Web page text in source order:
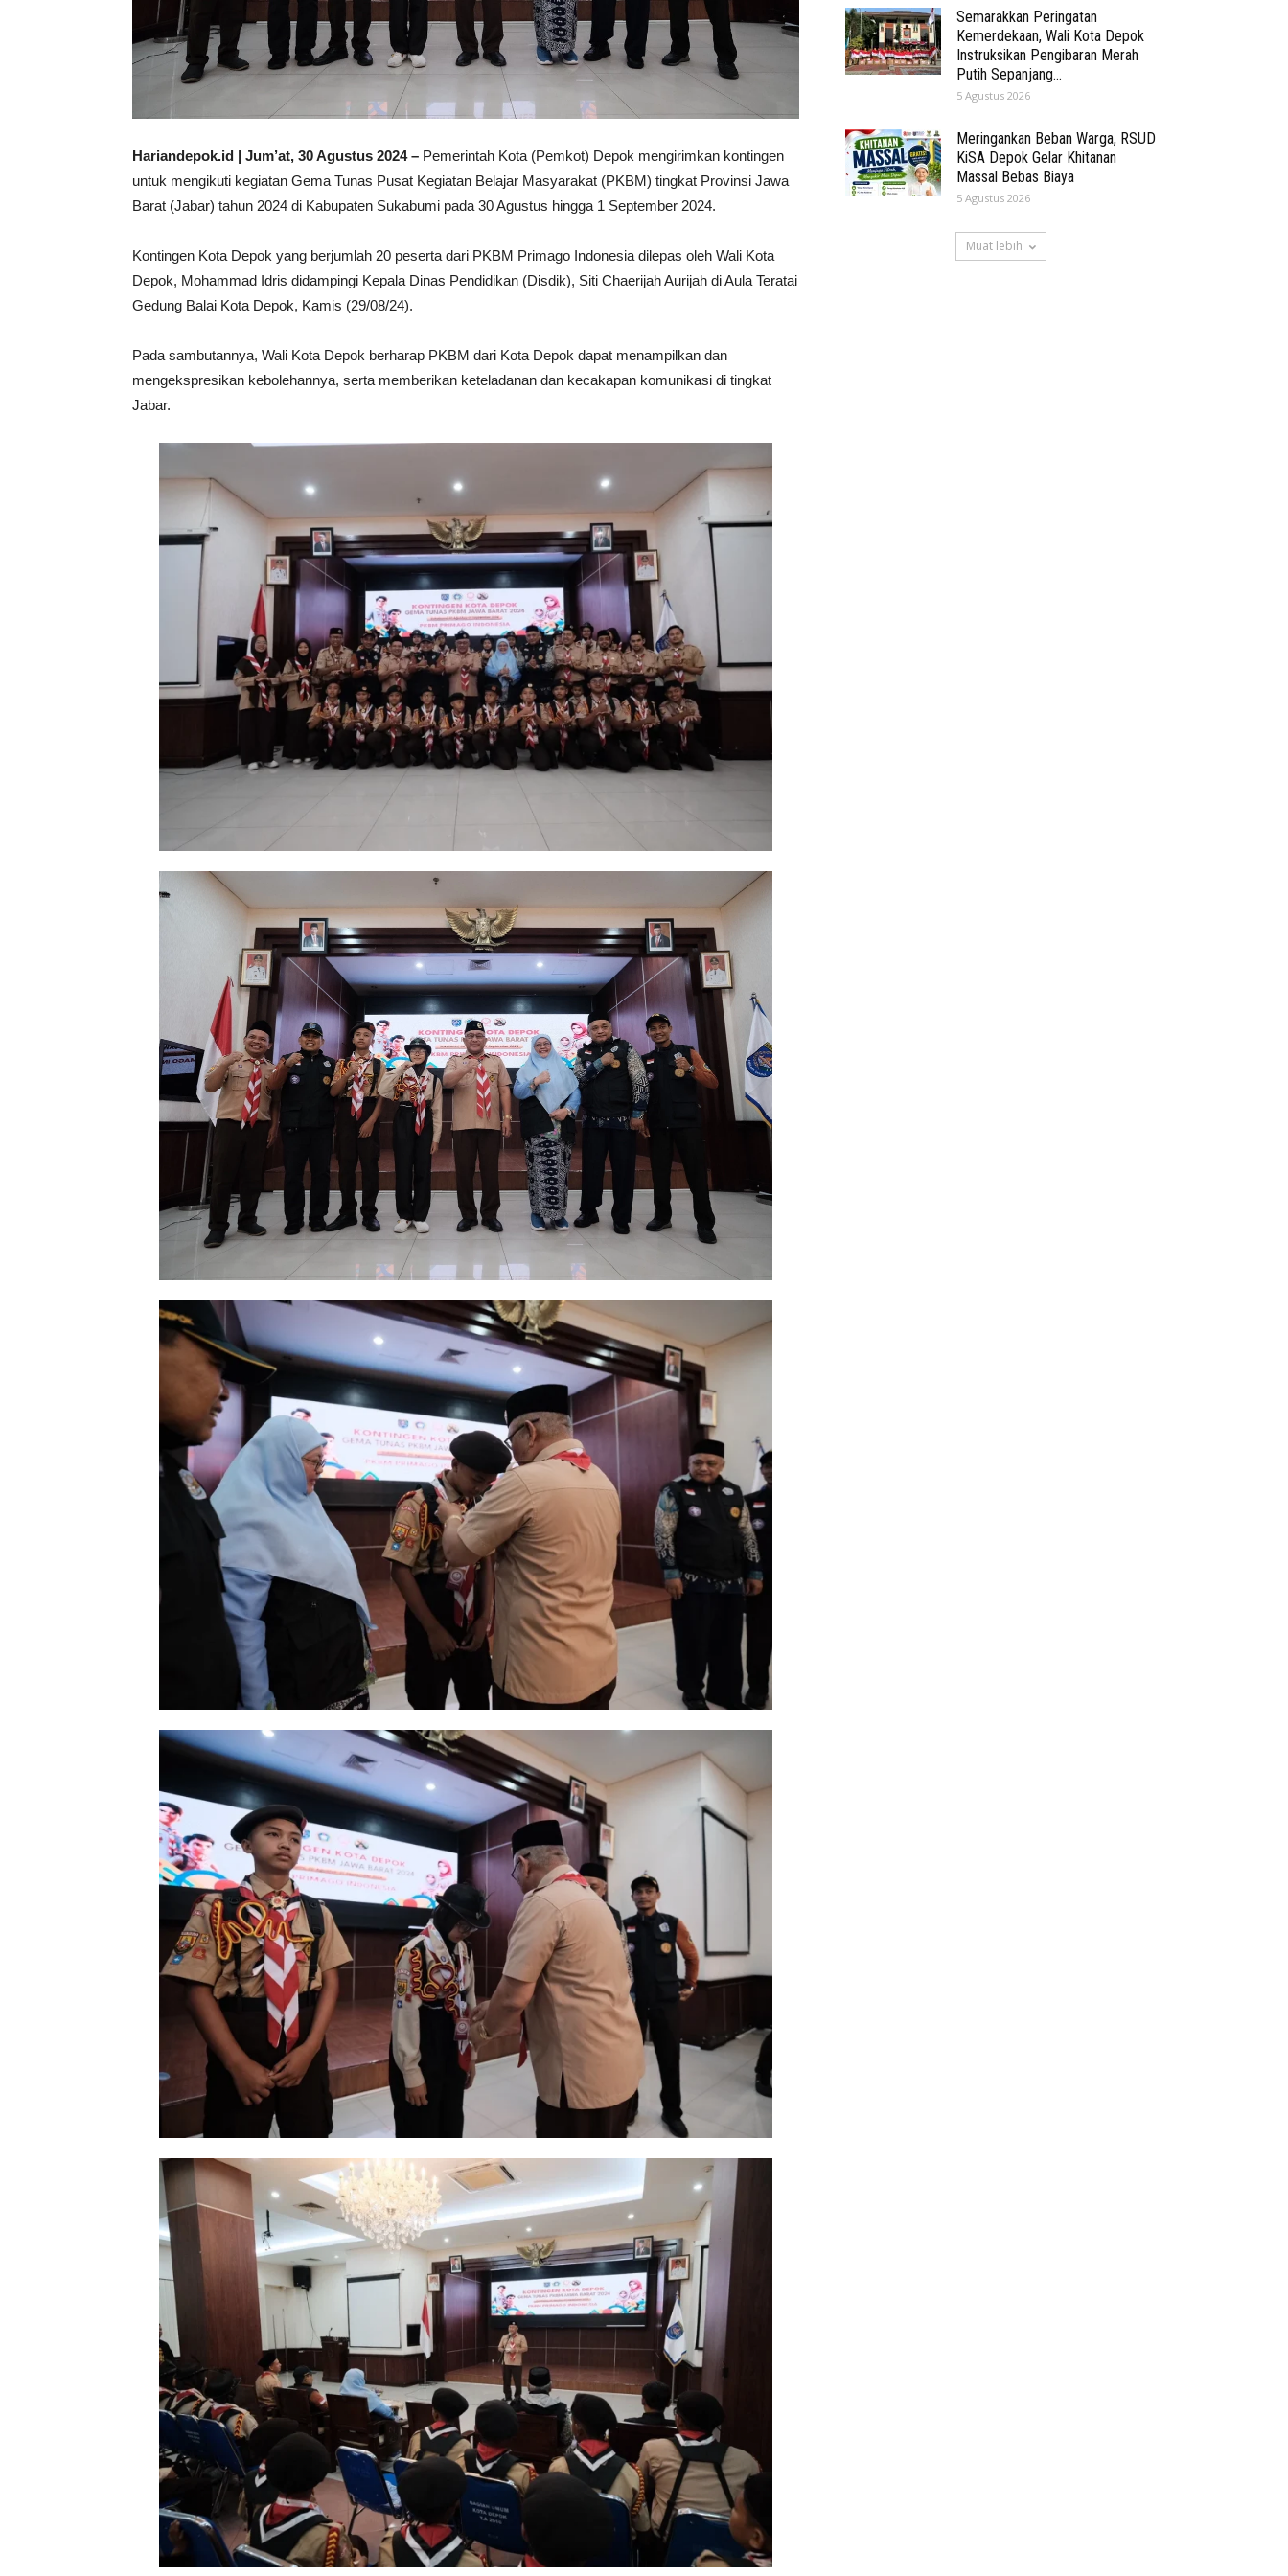
Hariandepok.id | Jum’at, 30 Agustus 2024 – Pemerintah Kota (Pemkot) Depok mengirimkan kontingen
untuk mengikuti kegiatan Gema Tunas Pusat Kegiatan Belajar Masyarakat (PKBM) tingkat Provinsi Jawa
Barat (Jabar) tahun 2024 di Kabupaten Sukabumi pada 30 Agustus hingga 1 September 2024.
Kontingen Kota Depok yang berjumlah 20 peserta dari PKBM Primago Indonesia dilepas oleh Wali Kota
Depok, Mohammad Idris didampingi Kepala Dinas Pendidikan (Disdik), Siti Chaerijah Aurijah di Aula Teratai
Gedung Balai Kota Depok, Kamis (29/08/24).
Pada sambutannya, Wali Kota Depok berharap PKBM dari Kota Depok dapat menampilkan dan
mengekspresikan kebolehannya, serta memberikan keteladanan dan kecakapan komunikasi di tingkat
Jabar.
Semarakkan Peringatan
Kemerdekaan, Wali Kota Depok
Instruksikan Pengibaran Merah
Putih Sepanjang...
5 Agustus 2026
Meringankan Beban Warga, RSUD
KiSA Depok Gelar Khitanan
Massal Bebas Biaya
5 Agustus 2026
Muat lebih